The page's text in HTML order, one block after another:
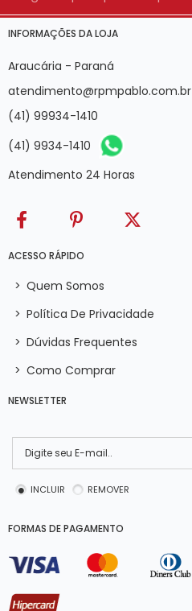
INFORMAÇÕES DA LOJA
Araucária - Paraná
atendimento@rpmpablo.com.br
(41) 99934-1410
(41) 9934-1410
Atendimento 24 Horas
ACESSO RÁPIDO
> Quem Somos
> Política De Privacidade
> Dúvidas Frequentes
> Como Comprar
NEWSLETTER
INCLUIR REMOVER
FORMAS DE PAGAMENTO